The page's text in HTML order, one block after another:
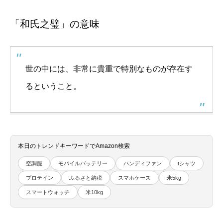
「和氏之璧」の意味
世の中には、非常に貴重で特別なものが存在す
るということ。
本日のトレンドキーワードでAmazon検索
空調服 モバイルバッテリー ハンディファン tシャツ
プロテイン ふるさと納税 スマホケース 米5kg
スマートウォッチ 米10kg